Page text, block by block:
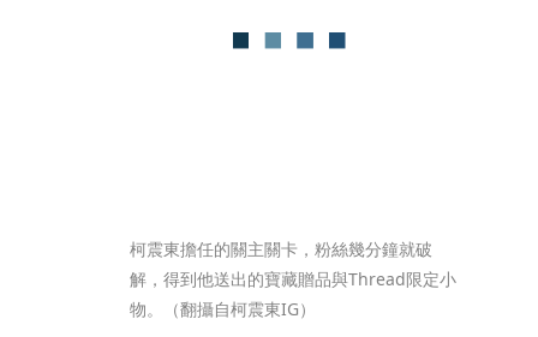
柯震東擔任的關主關卡，粉絲幾分鐘就破
解，得到他送出的寶藏贈品與Thread限定小
物。（翻攝自柯震東IG）